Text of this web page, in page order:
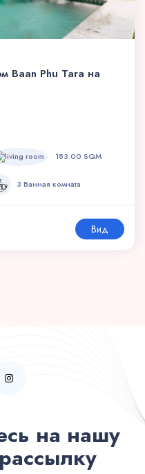
Baan Phu Tara на
183.00 SQM
3 Ванная комната
Вид
на нашу